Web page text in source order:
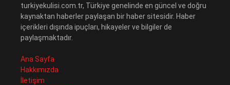
turkiyekulisi.com.tr, Türkiye genelinde en güncel ve doğru
kaynaktan haberler paylaşan bir haber sitesidir. Haber
içerikleri dışında ipuçları, hikayeler ve bilgiler de
paylaşmaktadır.
Ana Sayfa
Hakkımızda
İletişim